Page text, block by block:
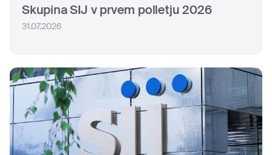
Skupina SIJ v prvem polletju 2026
31.07.2026